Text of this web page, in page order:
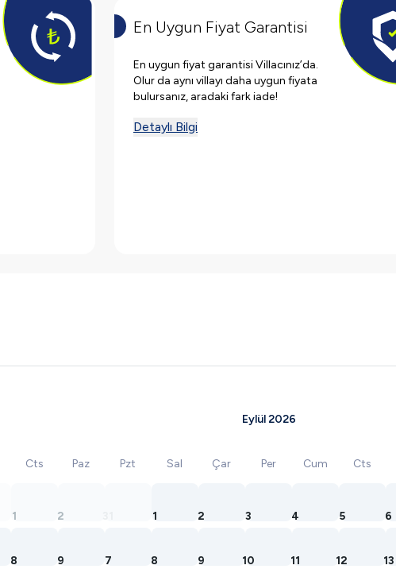
En Uygun Fiyat Garantisi
En uygun fiyat garantisi Villacınız’da.
Olur da aynı villayı daha uygun fiyata
bulursanız, aradaki fark iade!
Detaylı Bilgi
Cts Paz
1 2
8 9
Eylül 2026
Pzt Sal Çar Per Cum Cts
1 2 3 4 5 6
7 8 9 10 11 12 13